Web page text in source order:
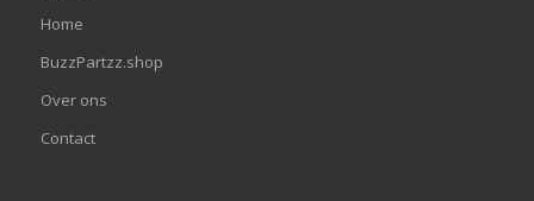
Home
BuzzPartzz.shop
Over ons
Contact